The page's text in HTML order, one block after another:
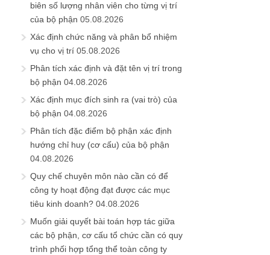
biên số lượng nhân viên cho từng vị trí
của bộ phận 05.08.2026
Xác định chức năng và phân bổ nhiệm
vụ cho vị trí 05.08.2026
Phân tích xác định và đặt tên vị trí trong
bộ phận 04.08.2026
Xác định mục đích sinh ra (vai trò) của
bộ phận 04.08.2026
Phân tích đặc điểm bộ phận xác định
hướng chỉ huy (cơ cấu) của bộ phận
04.08.2026
Quy chế chuyên môn nào cần có để
công ty hoạt động đạt được các mục
tiêu kinh doanh? 04.08.2026
Muốn giải quyết bài toán hợp tác giữa
các bộ phận, cơ cấu tổ chức cần có quy
trình phối hợp tổng thể toàn công ty